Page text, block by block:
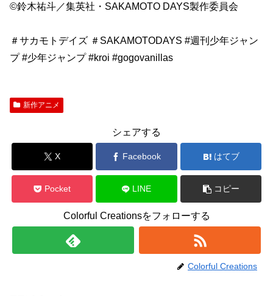
©鈴木祐斗／集英社・SAKAMOTO DAYS製作委員会
＃サカモトデイズ ＃SAKAMOTODAYS #週刊少年ジャン
プ #少年ジャンプ #kroi #gogovanillas
新作アニメ
シェアする
X Facebook はてブ
Pocket LINE コピー
Colorful Creationsをフォローする
Colorful Creations